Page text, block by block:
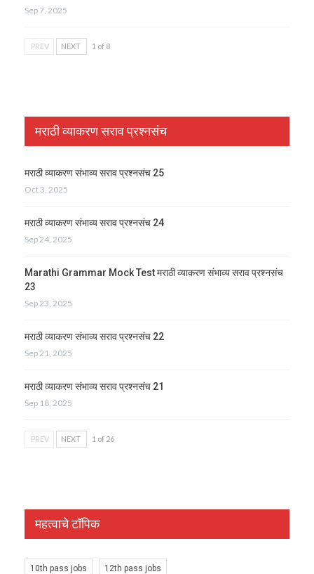
Sep 7, 2025
PREV NEXT 1 of 8
मराठी व्याकरण सराव प्रश्नसंच
मराठी व्याकरण संभाव्य सराव प्रश्नसंच 25
Oct 3, 2025
मराठी व्याकरण संभाव्य सराव प्रश्नसंच 24
Sep 24, 2025
Marathi Grammar Mock Test मराठी व्याकरण संभाव्य सराव प्रश्नसंच
23
Sep 23, 2025
मराठी व्याकरण संभाव्य सराव प्रश्नसंच 22
Sep 21, 2025
मराठी व्याकरण संभाव्य सराव प्रश्नसंच 21
Sep 18, 2025
PREV NEXT 1 of 26
महत्वाचे टॉपिक
10th pass jobs 12th pass jobs